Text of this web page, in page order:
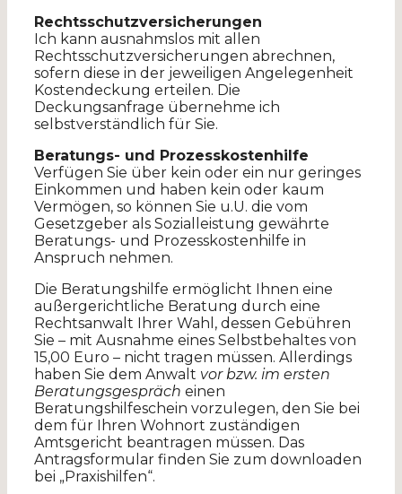
Rechtsschutzversicherungen
Ich kann ausnahmslos mit allen
Rechtsschutzversicherungen abrechnen,
sofern diese in der jeweiligen Angelegenheit
Kostendeckung erteilen. Die
Deckungsanfrage übernehme ich
selbstverständlich für Sie.
Beratungs- und Prozesskostenhilfe
Verfügen Sie über kein oder ein nur geringes
Einkommen und haben kein oder kaum
Vermögen, so können Sie u.U. die vom
Gesetzgeber als Sozialleistung gewährte
Beratungs- und Prozesskostenhilfe in
Anspruch nehmen.
Die Beratungshilfe ermöglicht Ihnen eine
außergerichtliche Beratung durch eine
Rechtsanwalt Ihrer Wahl, dessen Gebühren
Sie – mit Ausnahme eines Selbstbehaltes von
15,00 Euro – nicht tragen müssen. Allerdings
haben Sie dem Anwalt vor bzw. im ersten
Beratungsgespräch einen
Beratungshilfeschein vorzulegen, den Sie bei
dem für Ihren Wohnort zuständigen
Amtsgericht beantragen müssen. Das
Antragsformular finden Sie zum downloaden
bei „Praxishilfen“.